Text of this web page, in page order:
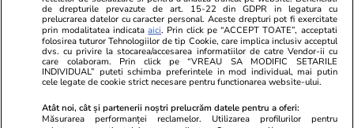
ajută tehnologia să ne reinventăm
voucher de
PARTENERI
de drepturile prevazute de art. 15-22 din GDPR in legatura cu
prelucrarea datelor cu caracter personal. Aceste drepturi pot fi exercitate
prin modalitatea indicataaici. Prin click pe “ACCEPT TOATE”, acceptati
folosirea tuturor Tehnologiilor de tip Cookie, care implica inclusiv acceptul
dvs. cu privire la stocarea/accesarea informatiilor de catre Vendor-ii cu
care colaboram. Prin click pe “VREAU SA MODIFIC SETARILE
INDIVIDUAL” puteti schimba preferintele in mod individual, mai putin
cele legate de cookie strict necesare pentru functionarea website-ului.
Atât noi, cât și partenerii noștri prelucrăm datele pentru a oferi:
Măsurarea performanței reclamelor. Utilizarea profilurilor pentru